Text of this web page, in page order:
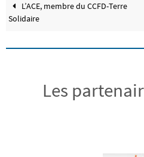
L’ACE, membre du CCFD-Terre
Solidaire
Les